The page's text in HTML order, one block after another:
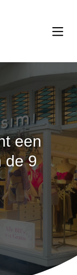
een
de 9